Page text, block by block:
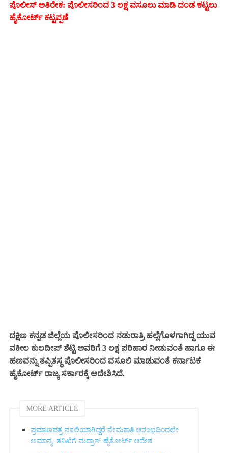
ಪೊಲೀಸ್ ಅತಿರೇಕ: ಪೊಲೀಸರಿಂದ 3 ಲಕ್ಷ ವಸೂಲು ಮಾಡಿ ದಂಡ ಕಟ್ಟಲು
ಹೈಕೋರ್ಟ್ ಕಟ್ಟಪ್ಪಣೆ
ದಕ್ಷಿಣ ಕನ್ನಡ ಜಿಲ್ಲೆಯ ಪೊಲೀಸರಿಂದ ನಡುರಾತ್ರಿ ಹಲ್ಲೆಗೊಳಗಾಗಿದ್ದ ಯುವ
ವಕೀಲ ಕುಲದೀಪ್ ಶೆಟ್ಟಿ ಅವರಿಗೆ 3 ಲಕ್ಷ ಪರಿಹಾರ ನೀಡುವಂತೆ ಹಾಗೂ ಈ
ಹಣವನ್ನು ತಪ್ಪಿತಸ್ಥ ಪೊಲೀಸರಿಂದ ವಸೂಲಿ ಮಾಡುವಂತೆ ಕರ್ನಾಟಕ
ಹೈಕೋರ್ಟ್ ರಾಜ್ಯ ಸರ್ಕಾರಕ್ಕೆ ಆದೇಶಿಸಿದೆ.
MORE ARTICLE
ಪ್ರಮಾಣಪತ್ರ ನಕಲಿಯಾಗಿದ್ದರೆ ನೇಮಕಾತಿ ಆರಂಭದಿಂದಲೇ
ಅಮಾನ್ಯ: ತನಿಖೆಗೆ ಮದ್ರಾಸ್ ಹೈಕೋರ್ಟ್ ಆದೇಶ